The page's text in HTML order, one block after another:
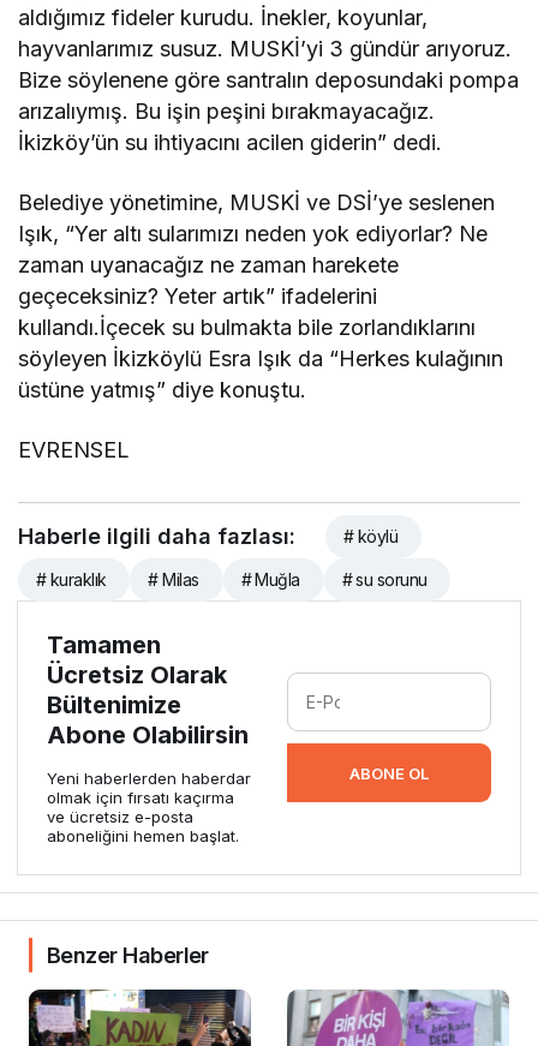
aldığımız fideler kurudu. İnekler, koyunlar,
hayvanlarımız susuz. MUSKİ’yi 3 gündür arıyoruz.
Bize söylenene göre santralın deposundaki pompa
arızalıymış. Bu işin peşini bırakmayacağız.
İkizköy’ün su ihtiyacını acilen giderin” dedi.
Belediye yönetimine, MUSKİ ve DSİ’ye seslenen
Işık, “Yer altı sularımızı neden yok ediyorlar? Ne
zaman uyanacağız ne zaman harekete
geçeceksiniz? Yeter artık” ifadelerini
kullandı.İçecek su bulmakta bile zorlandıklarını
söyleyen İkizköylü Esra Işık da “Herkes kulağının
üstüne yatmış” diye konuştu.
EVRENSEL
Haberle ilgili daha fazlası: # köylü
# kuraklık # Milas # Muğla # su sorunu
Tamamen
Ücretsiz Olarak
Bültenimize
Abone Olabilirsin
Yeni haberlerden haberdar
olmak için fırsatı kaçırma
ve ücretsiz e-posta
aboneliğini hemen başlat.
ABONE OL
Benzer Haberler